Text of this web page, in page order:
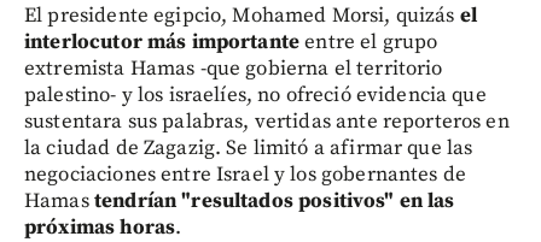
El presidente egipcio, Mohamed Morsi, quizás el
interlocutor más importanteentre el grupo
extremista Hamas -que gobierna el territorio
palestino- y los israelíes, no ofreció evidencia que
sustentara sus palabras, vertidas ante reporteros en
la ciudad de Zagazig. Se limitó a afirmar que las
negociaciones entre Israel y los gobernantes de
Hamastendrían "resultados positivos" en las
próximas horas.